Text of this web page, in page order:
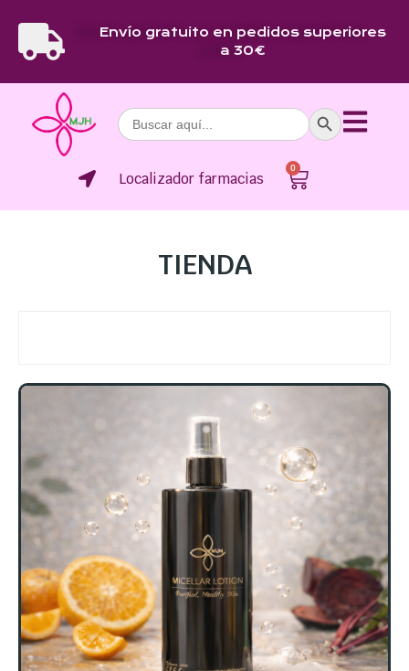
Envío gratuito en pedidos superiores
a 30€
Buscar: Botón de
Localizador farmacias
0
TIENDA